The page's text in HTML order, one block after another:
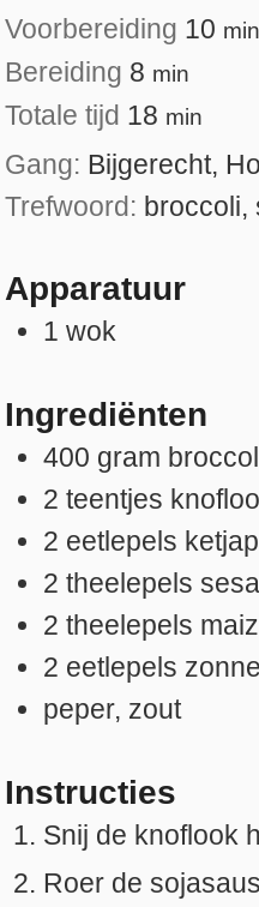
Voorbereiding 10 min
Bereiding 8 min
Totale tijd 18 min
Gang: Bijgerecht,
Trefwoord: broccoli,
Apparatuur
1 wok
Ingrediënten
400 gram
2 teentjes
2 eetlepels
2 theelepels
2 theelepels
2 eetlepels
peper, zout
Instructies
Snij de knoflook
Roer de